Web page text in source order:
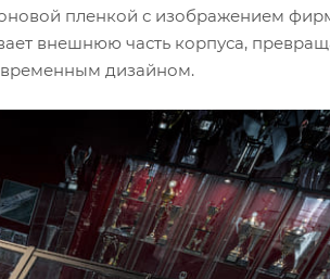
пленкой с изображением
внешнюю часть корпуса,
дизайном.